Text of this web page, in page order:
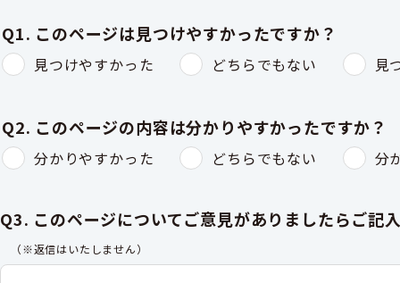
Q1. このページは見つけやすかったですか？
見つけやすかった どちらでもない 見
Q2. このページの内容は分かりやすかったですか？
分かりやすかった どちらでもない 分
Q3. このページについてご意見がありましたらご記
（※返信はいたしません）